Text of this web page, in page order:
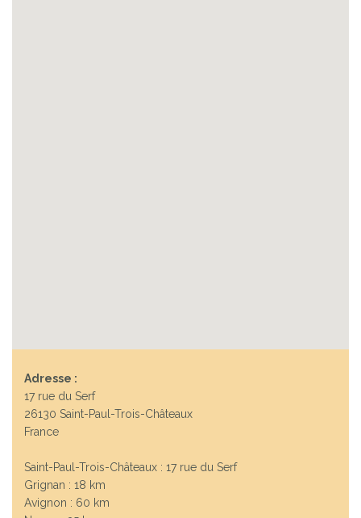
Adresse :
17 rue du Serf
26130 Saint-Paul-Trois-Châteaux
France
Saint-Paul-Trois-Châteaux : 17 rue du Serf
Grignan : 18 km
Avignon : 60 km